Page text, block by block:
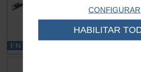
CONFIGURAR
HABILITAR